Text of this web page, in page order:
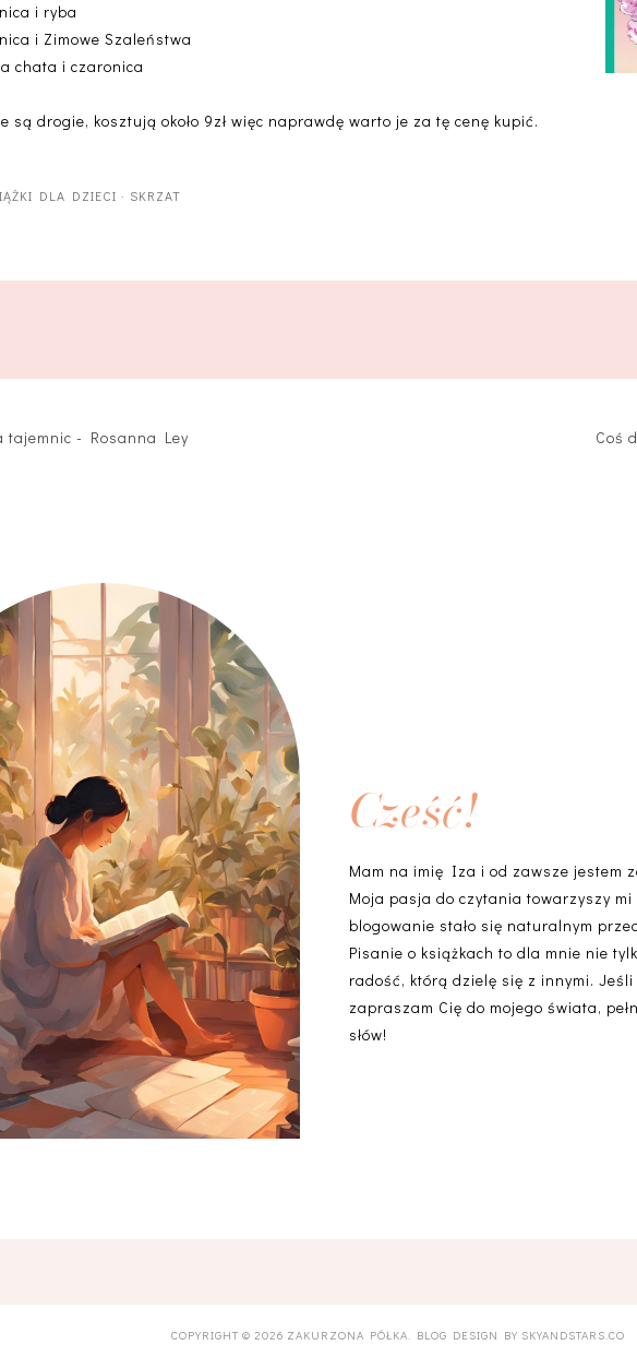
i ryba
i Zimowe Szaleństwa
chata i czaronica
są drogie, kosztują około 9zł więc naprawdę warto je za tę cenę kupić.
DLA DZIECI · SKRZAT
tajemnic - Rosanna Ley Coś
Cześć!
Mam na imię Iza i od zawsze jestem
Moja pasja do czytania towarzyszy mi
blogowanie stało się naturalnym
Pisanie o książkach to dla mnie nie
radość, którą dzielę się z innymi.
zapraszam Cię do mojego świata,
słów!
COPYRIGHT © 2026 ZAKURZONA PÓŁKA. BLOG DESIGN BY SKYANDSTARS.CO